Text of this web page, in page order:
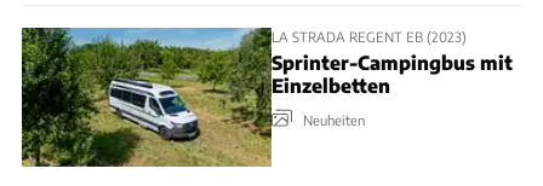
LA STRADA REGENT EB (2023)
Sprinter-Campingbus mit
Einzelbetten
Neuheiten